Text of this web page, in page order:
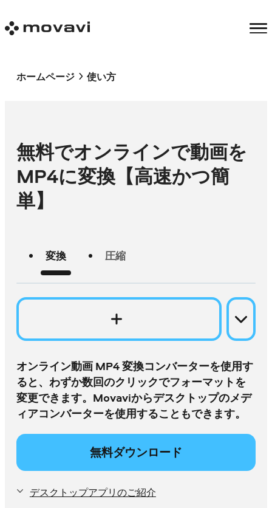
ホームページ 使い方
無料でオンラインで動画を
MP4に変換【高速かつ簡
単】
変換 圧縮
オンライン動画 MP4 変換コンバーターを使用す
ると、わずか数回のクリックでフォーマットを
変更できます。Movaviからデスクトップのメデ
ィアコンバーターを使用することもできます。
無料ダウンロード
デスクトップアプリのご紹介